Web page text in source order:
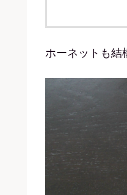
ホーネットも結